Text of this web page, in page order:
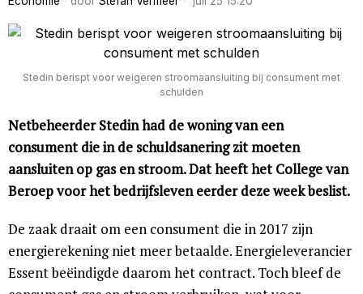
Stedin berispt voor weigeren stroomaansluiting bij consument met
schulden
Netbeheerder Stedin had de woning van een
consument die in de schuldsanering zit moeten
aansluiten op gas en stroom. Dat heeft het College van
Beroep voor het bedrijfsleven eerder deze week beslist.
De zaak draait om een consument die in 2017 zijn
energierekening niet meer betaalde. Energieleverancier
Essent beëindigde daarom het contract. Toch bleef de